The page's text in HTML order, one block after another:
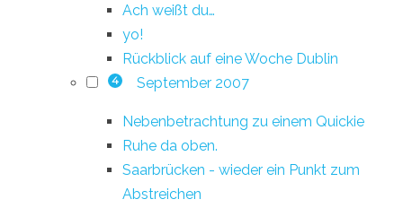
Ach weißt du…
yo!
Rückblick auf eine Woche Dublin
4 September 2007
Nebenbetrachtung zu einem Quickie
Ruhe da oben.
Saarbrücken - wieder ein Punkt zum
Abstreichen